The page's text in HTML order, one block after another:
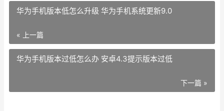
华为手机版本低怎么升级 华为手机系统更新9.0
« 上一篇
华为手机版本过低怎么办 安卓4.3提示版本过低
下一篇 »